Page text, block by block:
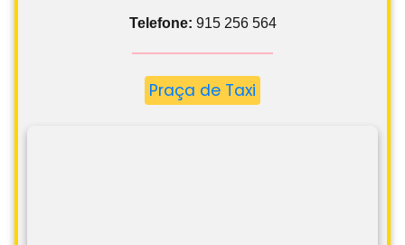
Telefone: 915 256 564
Praça de Taxi